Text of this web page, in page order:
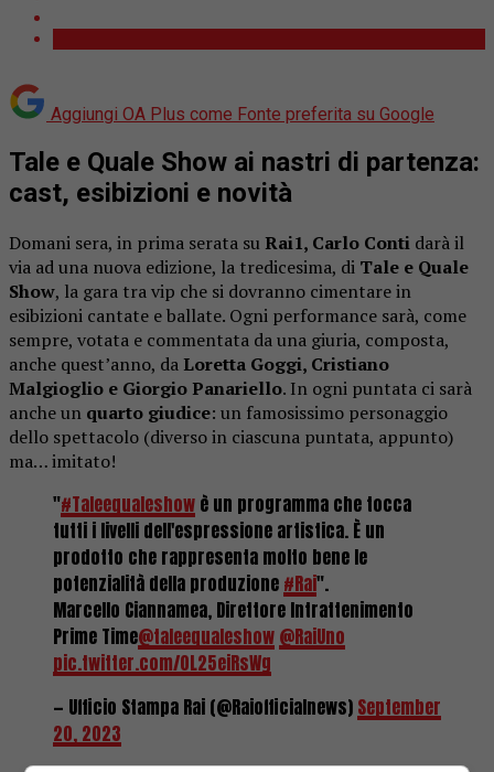
Aggiungi OA Plus come Fonte preferita su Google
Tale e Quale Show ai nastri di partenza:
cast, esibizioni e novità
Domani sera, in prima serata su Rai1, Carlo Conti darà il
via ad una nuova edizione, la tredicesima, di Tale e Quale
Show, la gara tra vip che si dovranno cimentare in
esibizioni cantate e ballate. Ogni performance sarà, come
sempre, votata e commentata da una giuria, composta,
anche quest’anno, da Loretta Goggi, Cristiano
Malgioglio e Giorgio Panariello. In ogni puntata ci sarà
anche un quarto giudice: un famosissimo personaggio
dello spettacolo (diverso in ciascuna puntata, appunto)
ma… imitato!
"#Taleequaleshow è un programma che tocca
tutti i livelli dell'espressione artistica. È un
prodotto che rappresenta molto bene le
potenzialità della produzione #Rai".
Marcello Ciannamea, Direttore Intrattenimento
Prime Time@taleequaleshow @RaiUno
pic.twitter.com/0L25eiRsWg
— Ufficio Stampa Rai (@Raiofficialnews) September
20, 2023